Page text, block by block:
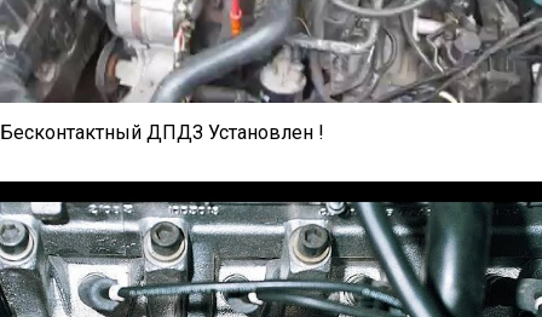
Бесконтактный ДПДЗ Установлен !